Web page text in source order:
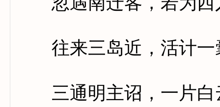
往来三岛近，活计一
三通明主诏，一片白